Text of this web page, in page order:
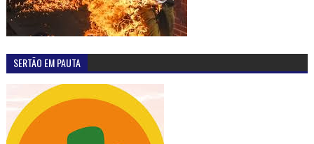
SERTÃO EM PAUTA